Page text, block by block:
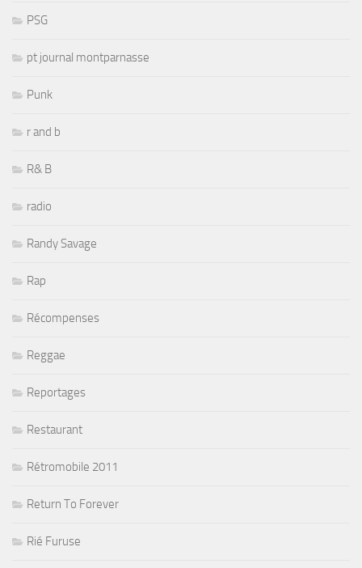
PSG
pt journal montparnasse
Punk
r and b
R& B
radio
Randy Savage
Rap
Récompenses
Reggae
Reportages
Restaurant
Rétromobile 2011
Return To Forever
Rié Furuse